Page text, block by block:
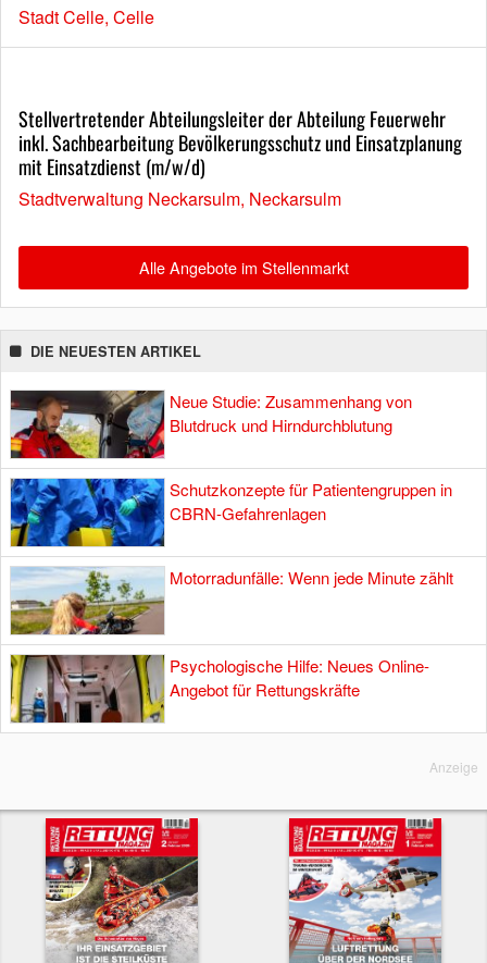
Stadt Celle, Celle
Stellvertretender Abteilungsleiter der Abteilung Feuerwehr
inkl. Sachbearbeitung Bevölkerungsschutz und Einsatzplanung
mit Einsatzdienst (m/w/d)
Stadtverwaltung Neckarsulm, Neckarsulm
Alle Angebote im Stellenmarkt
DIE NEUESTEN ARTIKEL
Neue Studie: Zusammenhang von
Blutdruck und Hirndurchblutung
Schutzkonzepte für Patientengruppen in
CBRN-Gefahrenlagen
Motorradunfälle: Wenn jede Minute zählt
Psychologische Hilfe: Neues Online-
Angebot für Rettungskräfte
Anzeige